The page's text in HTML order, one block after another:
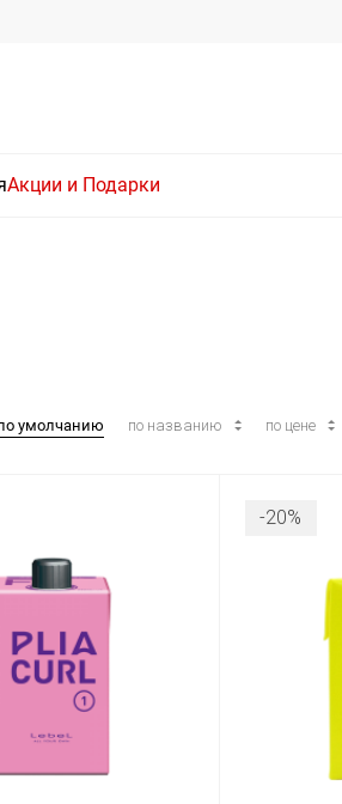
Акции и Подарки
умолчанию по названию по цене
-20%